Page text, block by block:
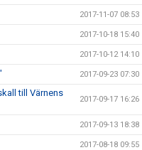
2017-11-07 08:53
2017-10-18 15:40
2017-10-12 14:10
2017-09-23 07:30
till Värnens
2017-09-17 16:26
2017-09-13 18:38
2017-08-18 09:55